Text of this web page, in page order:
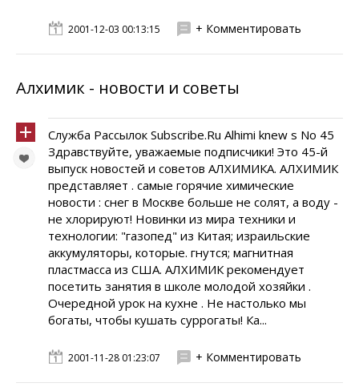
2001-12-03 00:13:15 + Комментировать
Алхимик - новости и советы
Служба Рассылок Subscribe.Ru Alhimi knew s No 45
Здравствуйте, уважаемые подписчики! Это 45-й
выпуск новостей и советов АЛХИМИКА. АЛХИМИК
представляет . самые горячие химические
новости : снег в Москве больше не солят, а воду -
не хлорируют! Новинки из мира техники и
технологии: "газопед" из Китая; израильские
аккумуляторы, которые. гнутся; магнитная
пластмасса из США. АЛХИМИК рекомендует
посетить занятия в школе молодой хозяйки .
Очередной урок на кухне . Не настолько мы
богаты, чтобы кушать суррогаты! Ка...
2001-11-28 01:23:07 + Комментировать